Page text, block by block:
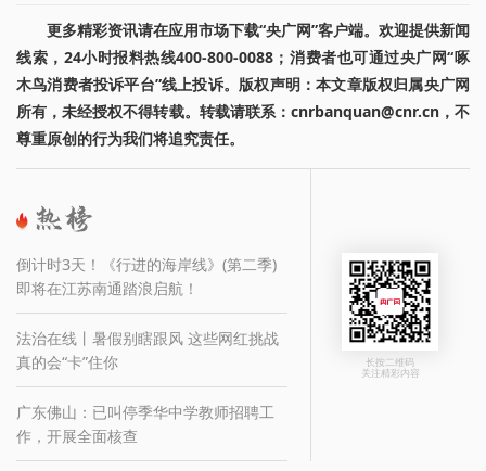
更多精彩资讯请在应用市场下载“央广网”客户端。欢迎提供新闻
线索，24小时报料热线400-800-0088；消费者也可通过央广网“啄
木鸟消费者投诉平台”线上投诉。版权声明：本文章版权归属央广网
所有，未经授权不得转载。转载请联系：cnrbanquan@cnr.cn，不
尊重原创的行为我们将追究责任。
倒计时3天！《行进的海岸线》(第二季)
即将在江苏南通踏浪启航！
法治在线丨暑假别瞎跟风 这些网红挑战
真的会“卡”住你
广东佛山：已叫停季华中学教师招聘工
作，开展全面核查
长按二维码
关注精彩内容